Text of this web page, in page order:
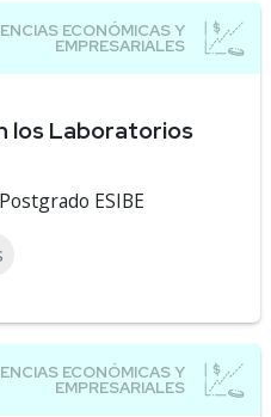
los Laboratorios
ESIBE